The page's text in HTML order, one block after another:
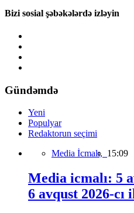
Bizi sosial şəbəkələrdə izləyin
Gündəmdə
Yeni
Populyar
Redaktorun seçimi
Media İcmalı, 15:09
Media icmalı: 5
6 avqust 2026-cı